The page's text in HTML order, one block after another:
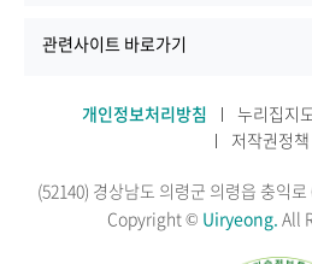
관련사이트 바로가기
개인정보처리방침 누리집지
저작권정책
(52140) 경상남도 의령군 의령읍 충익로
Copyright © Uiryeong. All